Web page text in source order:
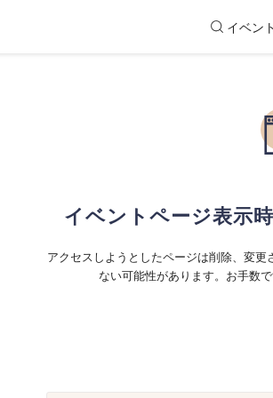
イベン
イベントページ表示
アクセスしようとしたページは削除、変
ない可能性があります。お手数